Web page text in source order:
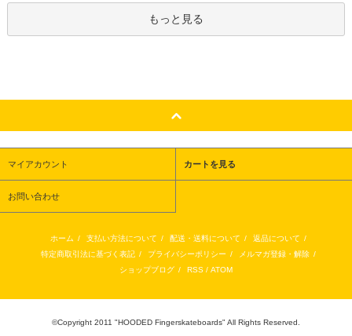
もっと見る
マイアカウント カートを見る
お問い合わせ
ホーム / 支払い方法について / 配送・送料について / 返品について /
特定商取引法に基づく表記 / プライバシーポリシー / メルマガ登録・解除 /
ショップブログ / RSS / ATOM
©Copyright 2011 "HOODED Fingerskateboards" All Rights Reserved.